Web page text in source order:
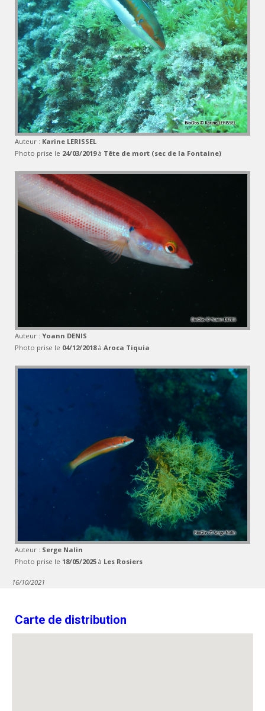
Auteur : Karine LERISSEL
Photo prise le 24/03/2019à Tête de mort (sec de la Fontaine)
Auteur : Yoann DENIS
Photo prise le 04/12/2018à Aroca Tiquia
Auteur : Serge Nalin
Photo prise le 18/05/2025 à Les Rosiers
16/10/2021
Carte de distribution